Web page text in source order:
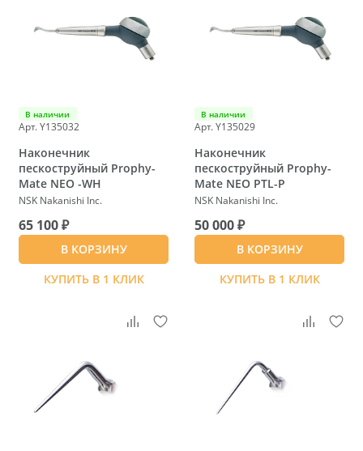
В наличии
Арт. Y135032
Наконечник
пескоструйный Prophy-
Mate NEO -WH
NSK Nakanishi Inc.
65 100 ₽
В КОРЗИНУ
КУПИТЬ В 1 КЛИК
В наличии
Арт. Y135029
Наконечник
пескоструйный Prophy-
Mate NEO PTL-P
NSK Nakanishi Inc.
50 000 ₽
В КОРЗИНУ
КУПИТЬ В 1 КЛИК